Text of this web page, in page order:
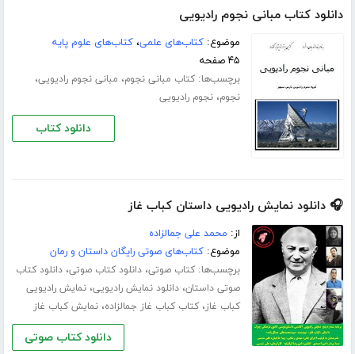
دانلود کتاب مبانی نجوم رادیویی
موضوع:کتاب‌های علمی،کتاب‌های علوم پایه
۴۵ صفحه
برچسب‌ها:کتاب مبانی نجوم، مبانی نجوم رادیویی،
نجوم،نجوم رادیویی
دانلود کتاب
🎧 دانلود نمایش رادیویی داستان کباب غاز
از: محمد علی جمالزاده
موضوع:کتاب‌های صوتی رایگان داستان و رمان
برچسب‌ها:کتاب صوتی،دانلود کتاب صوتی،دانلود کتاب
صوتی داستان،دانلود نمایش رادیویی،نمایش رادیویی
کباب غاز،کتاب کباب غاز جمالزاده،نمایش کباب غاز
دانلود کتاب صوتی